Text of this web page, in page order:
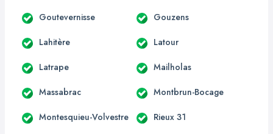
Goutevernisse Gouzens
Lahitère Latour
Latrape Mailholas
Massabrac Montbrun-Bocage
Montesquieu-Volvestre Rieux 31